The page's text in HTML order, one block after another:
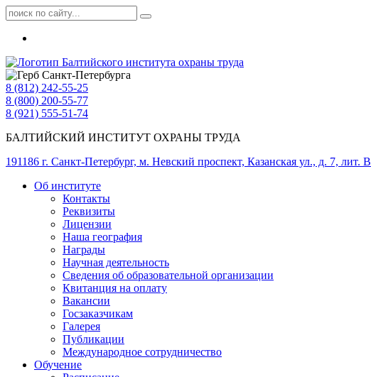
8 (812) 242-55-25
8 (800) 200-55-77
8 (921) 555-51-74
БАЛТИЙСКИЙ ИНСТИТУТ ОХРАНЫ ТРУДА
191186 г. Санкт-Петербург, м. Невский проспект, Казанская ул., д. 7, лит. В
Об институте
Контакты
Реквизиты
Лицензии
Наша география
Награды
Научная деятельность
Сведения об образовательной организации
Квитанция на оплату
Вакансии
Госзаказчикам
Галерея
Публикации
Международное сотрудничество
Обучение